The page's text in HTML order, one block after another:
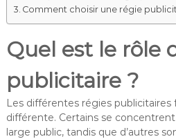
Comment choisir une régie
Quel est le rôle
publicitaire ?
Les différentes régies
différente. Certains se
large public, tandis que d’autres